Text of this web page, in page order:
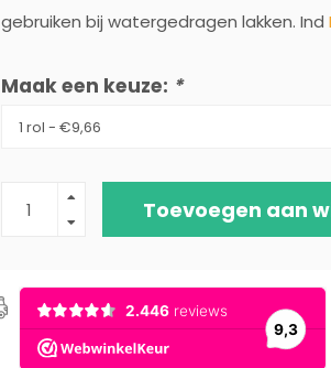
gebruiken bij watergedragen lakken. Ind
Maak een keuze: *
Toevoegen aan